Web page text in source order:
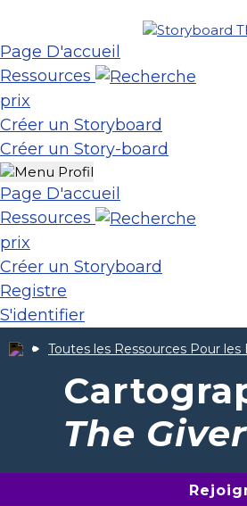
Page D'accueil
Ressources
prix
Créer un Storyboard
Créer un Story-board
Page D'accueil
Ressources
prix
Créer un Storyboard
Registre
S'identifier
Toutes les Ressources Pour les
The Giver